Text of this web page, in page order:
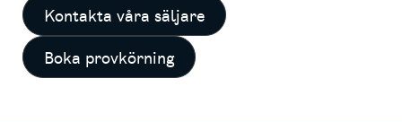
Kontakta våra säljare
Boka provkörning